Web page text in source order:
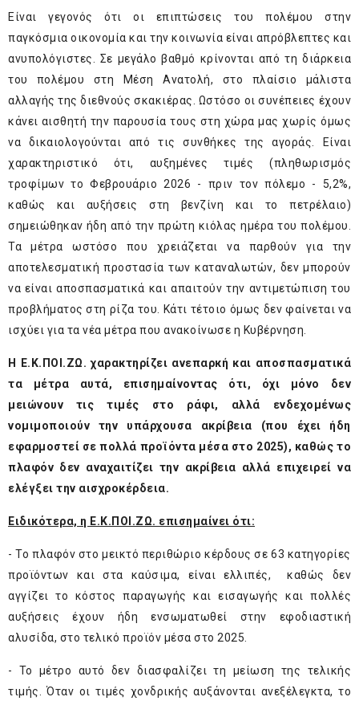
Είναι γεγονός ότι οι επιπτώσεις του πολέμου στην
παγκόσμια οικονομία και την κοινωνία είναι απρόβλεπτες και
ανυπολόγιστες. Σε μεγάλο βαθμό κρίνονται από τη διάρκεια
του πολέμου στη Μέση Ανατολή, στο πλαίσιο μάλιστα
αλλαγής της διεθνούς σκακιέρας. Ωστόσο οι συνέπειες έχουν
κάνει αισθητή την παρουσία τους στη χώρα μας χωρίς όμως
να δικαιολογούνται από τις συνθήκες της αγοράς. Είναι
χαρακτηριστικό ότι, αυξημένες τιμές (πληθωρισμός
τροφίμων το Φεβρουάριο 2026 - πριν τον πόλεμο - 5,2%,
καθώς και αυξήσεις στη βενζίνη και το πετρέλαιο)
σημειώθηκαν ήδη από την πρώτη κιόλας ημέρα του πολέμου.
Τα μέτρα ωστόσο που χρειάζεται να παρθούν για την
αποτελεσματική προστασία των καταναλωτών, δεν μπορούν
να είναι αποσπασματικά και απαιτούν την αντιμετώπιση του
προβλήματος στη ρίζα του. Κάτι τέτοιο όμως δεν φαίνεται να
ισχύει για τα νέα μέτρα που ανακοίνωσε η Κυβέρνηση.
Η Ε.Κ.ΠΟΙ.ΖΩ. χαρακτηρίζει ανεπαρκή και αποσπασματικά
τα μέτρα αυτά, επισημαίνοντας ότι, όχι μόνο δεν
μειώνουν τις τιμές στο ράφι, αλλά ενδεχομένως
νομιμοποιούν την υπάρχουσα ακρίβεια (που έχει ήδη
εφαρμοστεί σε πολλά προϊόντα μέσα στο 2025), καθώς το
πλαφόν δεν αναχαιτίζει την ακρίβεια αλλά επιχειρεί να
ελέγξει την αισχροκέρδεια.
Ειδικότερα, η Ε.Κ.ΠΟΙ.ΖΩ. επισημαίνει ότι:
- Το πλαφόν στο μεικτό περιθώριο κέρδους σε 63 κατηγορίες
προϊόντων και στα καύσιμα, είναι ελλιπές, καθώς δεν
αγγίζει το κόστος παραγωγής και εισαγωγής και πολλές
αυξήσεις έχουν ήδη ενσωματωθεί στην εφοδιαστική
αλυσίδα, στο τελικό προϊόν μέσα στο 2025.
- Το μέτρο αυτό δεν διασφαλίζει τη μείωση της τελικής
τιμής. Όταν οι τιμές χονδρικής αυξάνονται ανεξέλεγκτα, το